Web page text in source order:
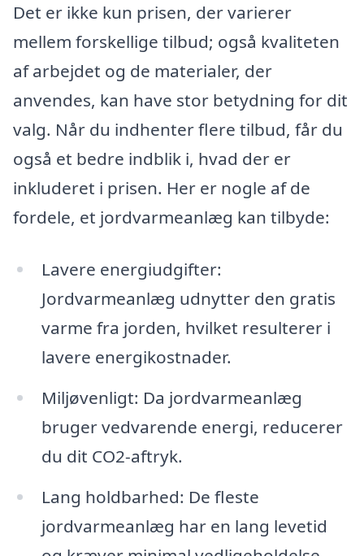
Det er ikke kun prisen, der varierer
mellem forskellige tilbud; også kvaliteten
af arbejdet og de materialer, der
anvendes, kan have stor betydning for dit
valg. Når du indhenter flere tilbud, får du
også et bedre indblik i, hvad der er
inkluderet i prisen. Her er nogle af de
fordele, et jordvarmeanlæg kan tilbyde:
Lavere energiudgifter:
Jordvarmeanlæg udnytter den gratis
varme fra jorden, hvilket resulterer i
lavere energikostnader.
Miljøvenligt: Da jordvarmeanlæg
bruger vedvarende energi, reducerer
du dit CO2-aftryk.
Lang holdbarhed: De fleste
jordvarmeanlæg har en lang levetid